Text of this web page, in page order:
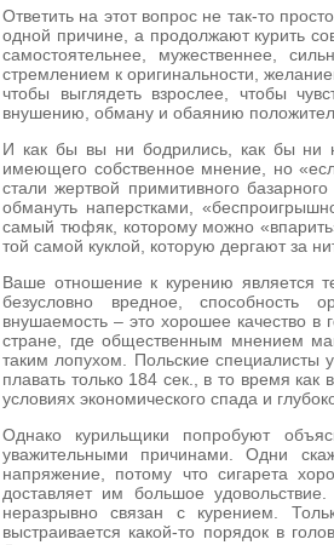
Ответить на этот вопрос не так-то
одной причине, а продолжают курить
самостоятельнее, мужественнее,
стремлением к оригинальности,
чтобы выглядеть взрослее, чтобы
внушению, обману и обаянию
И как бы вы ни бодрились, как бы ни
имеющего собственное мнение, но
стали жертвой примитивного
обмануть наперстками,
самый тюфяк, которому можно
той самой куклой, которую дергают за
Ваше отношение к курению является
безусловно вредное, способность
внушаемость – это хорошее качество в
стране, где общественным мнением
таким лопухом. Польские специалисты
плавать только 184 сек., в то время как
условиях экономического спада и
Однако курильщики попробуют
уважительными причинами. Одни
напряжение, потому что сигарета
доставляет им большое
неразрывно связан с курением.
выстраивается какой-то порядок в